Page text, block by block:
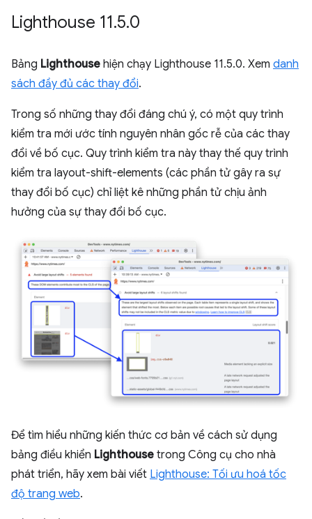
Lighthouse 11.5.0
Bảng Lighthouse hiện chạy Lighthouse 11.5.0. Xem danh
sách đầy đủ các thay đổi.
Trong số những thay đổi đáng chú ý, có một quy trình
kiểm tra mới ước tính nguyên nhân gốc rễ của các thay
đổi về bố cục. Quy trình kiểm tra này thay thế quy trình
kiểm tra layout-shift-elements (các phần tử gây ra sự
thay đổi bố cục) chỉ liệt kê những phần tử chịu ảnh
hưởng của sự thay đổi bố cục.
Để tìm hiểu những kiến thức cơ bản về cách sử dụng
bảng điều khiển Lighthouse trong Công cụ cho nhà
phát triển, hãy xem bài viết Lighthouse: Tối ưu hoá tốc
độ trang web.